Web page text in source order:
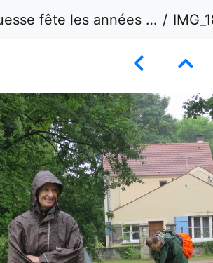
fête les années folles